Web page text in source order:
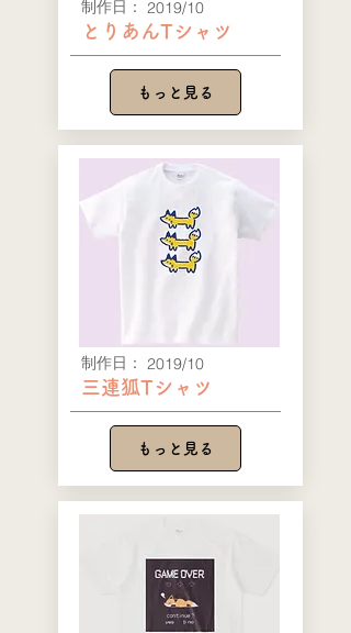
​制作日：
2019/10
とりあんTシャツ
もっと見る
​制作日：
2019/10
三連狐Tシャツ
もっと見る